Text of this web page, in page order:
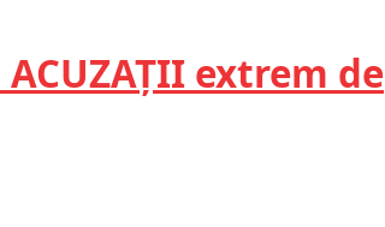
ACUZAȚII extrem de